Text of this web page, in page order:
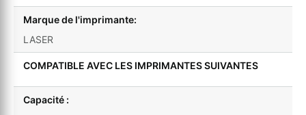
Marque de l'imprimante:
LASER
COMPATIBLE AVEC LES IMPRIMANTES SUIVANTES
Capacité :